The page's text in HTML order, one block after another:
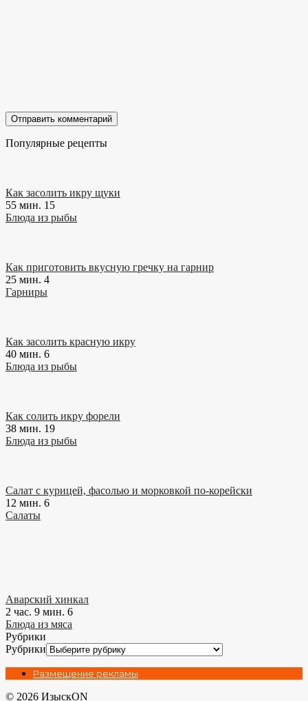
Популярные рецепты
Как засолить икру щуки
55 мин. 15
Блюда из рыбы
Как приготовить вкусную гречку на гарнир
25 мин. 4
Гарниры
Как засолить красную икру
40 мин. 6
Блюда из рыбы
Как солить икру форели
38 мин. 19
Блюда из рыбы
Салат с курицей, фасолью и морковкой по-корейски
12 мин. 6
Салаты
Аварский хинкал
2 час. 9 мин. 6
Блюда из мяса
Рубрики
Рубрики
Размещение рекламы
© 2026 ИзыскON